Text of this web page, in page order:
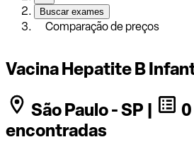
Buscar exames
Comparação de preços
Vacina Hepatite B
São Paulo - SP |
encontradas